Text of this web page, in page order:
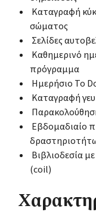
Καταγραφή
σώματος
Σελίδες
Καθημερινό
πρόγραμμα
Ημερήσιο To
Καταγραφή
Εβδομαδιαίο
Βιβλιοδεσία
(coil)